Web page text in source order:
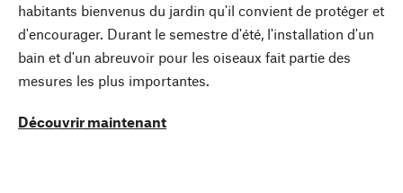
habitants bienvenus du jardin qu'il convient de protéger et
d'encourager. Durant le semestre d'été, l'installation d'un
bain et d'un abreuvoir pour les oiseaux fait partie des
mesures les plus importantes.
Découvrir maintenant